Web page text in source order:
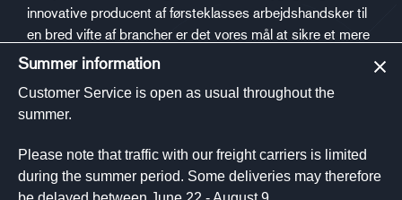
innovative producent af førsteklasses arbejdshandsker til
en bred vifte af brancher er det vores mål at sikre et mere
sikkert og sundt arbejdsmiljø.
Sociale medier
Summer information
Customer Service is open as usual throughout the
summer.
Please note that traffic with our freight carriers is limited
during the summer period. Some deliveries may therefore